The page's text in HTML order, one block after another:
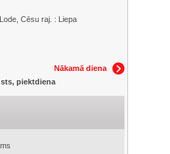
Cēsu raj. : Liepa
Nākamā diena
piektdiena